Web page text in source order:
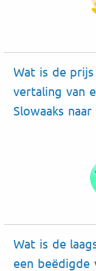
Wat is de
vertaling van
Slowaaks
Wat is de
een beëdigde